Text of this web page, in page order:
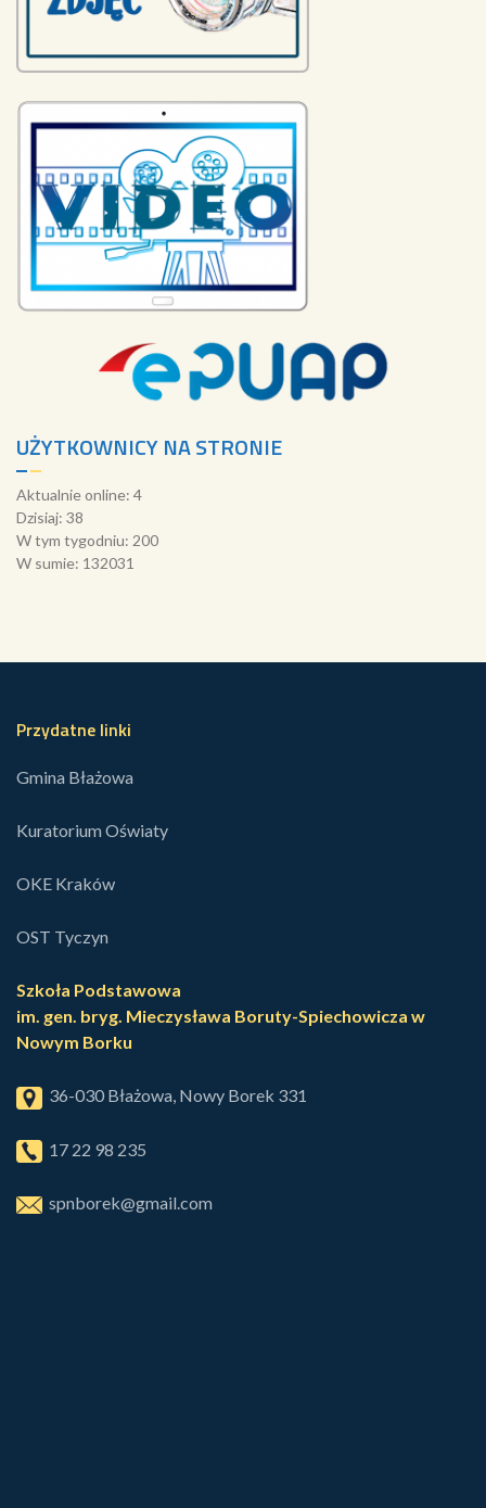
UŻYTKOWNICY NA STRONIE
Aktualnie online: 4
Dzisiaj: 38
W tym tygodniu: 200
W sumie: 132031
Przydatne linki
Gmina Błażowa
Kuratorium Oświaty
OKE Kraków
OST Tyczyn
Szkoła Podstawowa
im. gen. bryg. Mieczysława Boruty-Spiechowicza w
Nowym Borku
36-030 Błażowa, Nowy Borek 331
17 22 98 235
spnborek@gmail.com